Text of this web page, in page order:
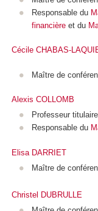
Responsable du
financièreet du
Cécile CHABAS-
Maître de
Alexis COLLOMB
Professeur
Responsable du
Elisa DARRIET
Maître de
Christel DUBRULLE